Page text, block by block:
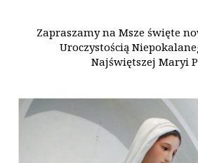
Zapraszamy na Msze święte
Uroczystością
Najświętszej Maryi